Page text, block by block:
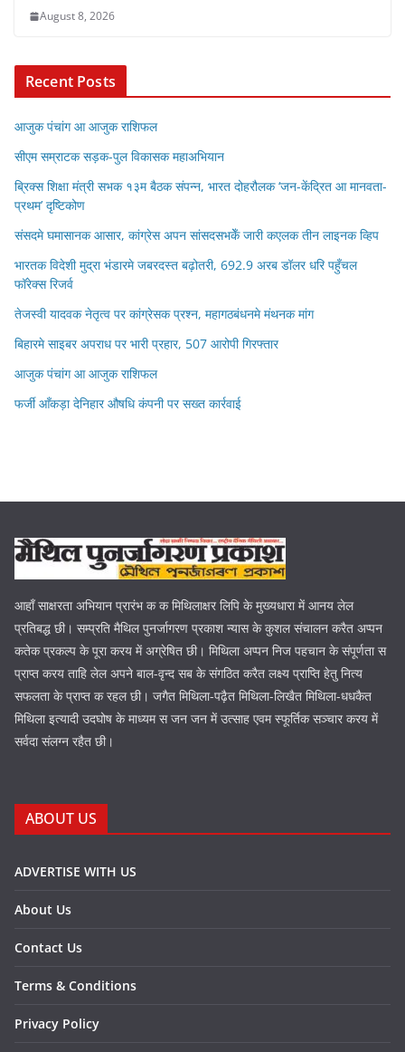
August 8, 2026
Recent Posts
आजुक पंचांग आ आजुक राशिफल
सीएम सम्राटक सड़क-पुल विकासक महाअभियान
ब्रिक्स शिक्षा मंत्री सभक १३म बैठक संपन्न, भारत दोहरौलक ‘जन-केंद्रित आ मानवता-
प्रथम’ दृष्टिकोण
संसदमे घमासानक आसार, कांग्रेस अपन सांसदसभकेँ जारी कएलक तीन लाइनक व्हिप
भारतक विदेशी मुद्रा भंडारमे जबरदस्त बढ़ोतरी, 692.9 अरब डॉलर धरि पहुँचल
फॉरेक्स रिजर्व
तेजस्वी यादवक नेतृत्व पर कांग्रेसक प्रश्न, महागठबंधनमे मंथनक मांग
बिहारमे साइबर अपराध पर भारी प्रहार, 507 आरोपी गिरफ्तार
आजुक पंचांग आ आजुक राशिफल
फर्जी आँकड़ा देनिहार औषधि कंपनी पर सख्त कार्रवाई
आहाँ साक्षरता अभियान प्रारंभ क क मिथिलाक्षर लिपि के मुख्यधारा में आनय लेल
प्रतिबद्ध छी। सम्प्रति मैथिल पुनर्जागरण प्रकाश न्यास के कुशल संचालन करैत अप्पन
कतेक प्रकल्प के पूरा करय में अग्रेषित छी। मिथिला अप्पन निज पहचान के संपूर्णता स
प्राप्त करय ताहि लेल अपने बाल-वृन्द सब के संगठित करैत लक्ष्य प्राप्ति हेतु नित्य
सफलता के प्राप्त क रहल छी। जगैत मिथिला-पढ़ैत मिथिला-लिखैत मिथिला-धधकैत
मिथिला इत्यादी उदघोष के माध्यम स जन जन में उत्साह एवम स्फूर्तिक सञ्चार करय में
सर्वदा संलग्न रहैत छी।
ABOUT US
ADVERTISE WITH US
About Us
Contact Us
Terms & Conditions
Privacy Policy